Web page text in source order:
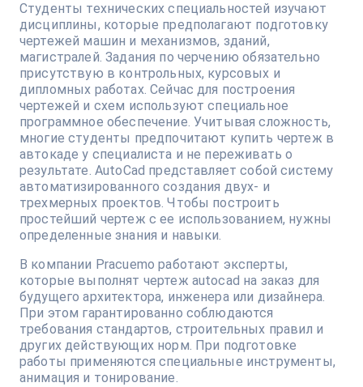
Студенты технических специальностей изучают
дисциплины, которые предполагают подготовку
чертежей машин и механизмов, зданий,
магистралей. Задания по черчению обязательно
присутствую в контрольных, курсовых и
дипломных работах. Сейчас для построения
чертежей и схем используют специальное
программное обеспечение. Учитывая сложность,
многие студенты предпочитают купить чертеж в
автокаде у специалиста и не переживать о
результате. AutoCad представляет собой систему
автоматизированного создания двух- и
трехмерных проектов. Чтобы построить
простейший чертеж с ее использованием, нужны
определенные знания и навыки.
В компании Pracuemo работают эксперты,
которые выполнят чертеж autocad на заказ для
будущего архитектора, инженера или дизайнера.
При этом гарантированно соблюдаются
требования стандартов, строительных правил и
других действующих норм. При подготовке
работы применяются специальные инструменты,
анимация и тонирование.